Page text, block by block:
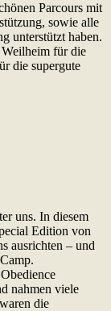
Parcours mit
sowie alle
unterstützt haben.
für die
die supergute
uns. In diesem
Edition von
ausrichten – und
nahmen viele
die